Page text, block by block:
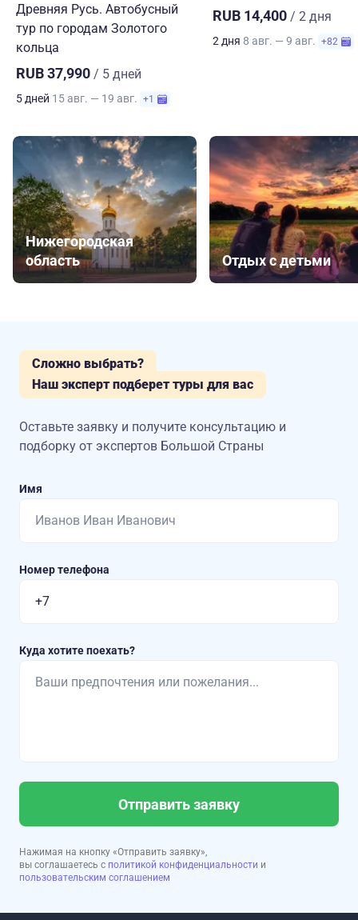
Древняя Русь. Автобусный
тур по городам Золотого
кольца
RUB 37,990 / 5 дней
5 дней 15 авг. — 19 авг. +1
RUB 14,400 / 2 дня
2 дня 8 авг. — 9 авг. +82
Нижегородская
область
Отдых с детьми
Сложно выбрать?
Наш эксперт подберет туры для вас
Оставьте заявку и получите консультацию и
подборку от экспертов Большой Страны
Имя
Номер телефона
Куда хотите поехать?
Отправить заявку
Нажимая на кнопку «Отправить заявку»,
вы соглашаетесь с политикой конфиденциальности и
пользовательским соглашением